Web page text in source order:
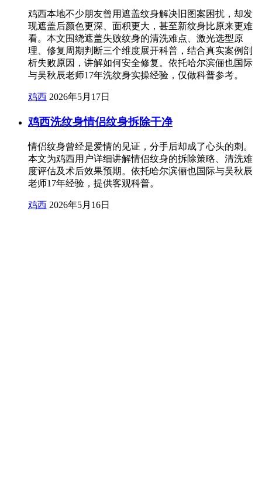
鸡西本地不少朋友曾用遮盖纹身解决旧图案困扰，却发
现遮盖后颜色更深、面积更大，甚至新纹身比原来更难
看。本文围绕遮盖失败纹身的清洗难点、激光选型原
理、修复周期判断三个维度展开科普，结合真实案例剖
析失败原因，讲解如何安全修复。依托哈尔滨俪也国际
与吴秋辰老师17年洗纹身实操经验，仅做科普参考。
鸡西 2026年5月17日
鸡西洗纹身情侣纹身拆除干净
情侣纹身曾经是爱情的见证，分手后却成了心头的刺。
本文为鸡西用户详细讲解情侣纹身的拆除策略、清洗难
度评估及术后效果预期。依托哈尔滨俪也国际与吴秋辰
老师17年经验，提供客观科普。
鸡西 2026年5月16日